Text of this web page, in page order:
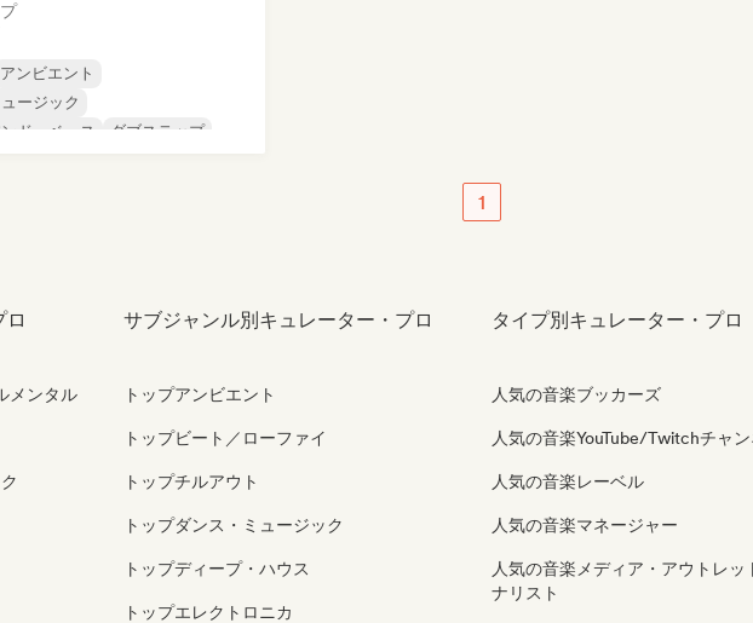
アンビエント
ージック
ド・ベース
ダブステップ
1
ロ
メンタル
サブジャンル別キュレーター・プロ
トップアンビエント
トップビート／ローファイ
トップチルアウト
トップダンス・ミュージック
トップディープ・ハウス
トップエレクトロニカ
タイプ別キュレーター・プロ
人気の音楽ブッカーズ
人気の音楽YouTube/Twitchチャ
人気の音楽レーベル
人気の音楽マネージャー
人気の音楽メディア・アウトレッ
ナリスト